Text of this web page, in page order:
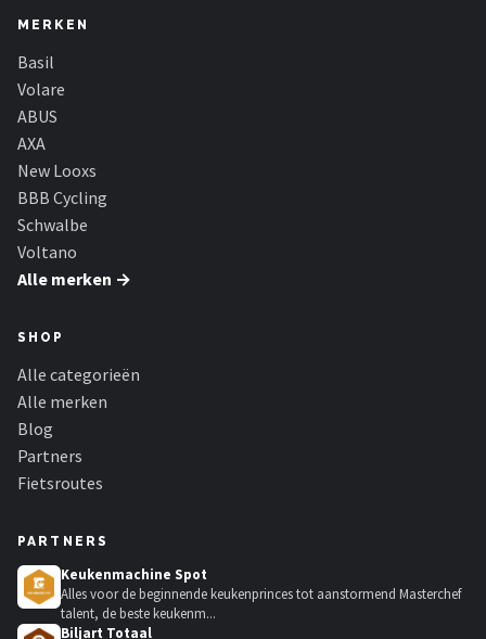
MERKEN
Basil
Volare
ABUS
AXA
New Looxs
BBB Cycling
Schwalbe
Voltano
Alle merken →
SHOP
Alle categorieën
Alle merken
Blog
Partners
Fietsroutes
PARTNERS
Keukenmachine Spot
Alles voor de beginnende keukenprinces tot aanstormend Masterchef
talent, de beste keukenm...
Biljart Totaal